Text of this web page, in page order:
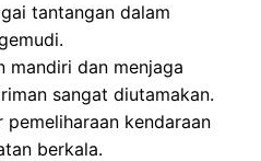
tantangan dalam
mandiri dan menjaga
sangat diutamakan.
pemeliharaan kendaraan
berkala.